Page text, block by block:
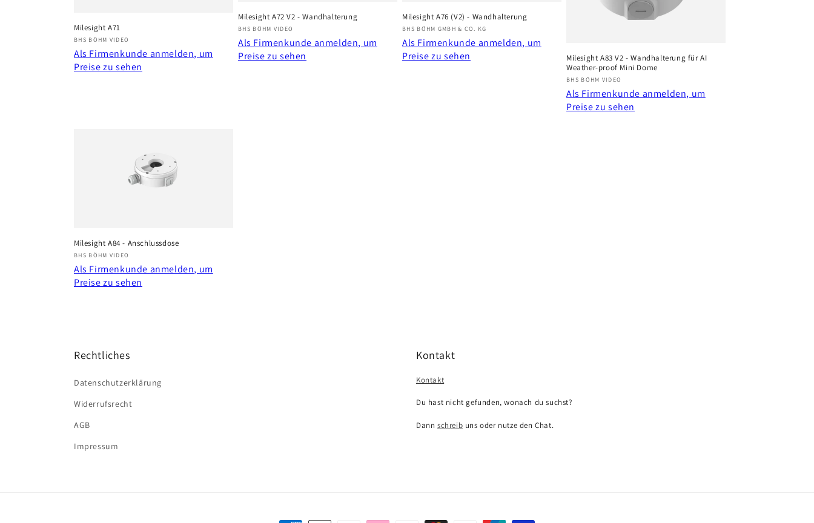
Milesight A71
Anbieter:
BHS BÖHM VIDEO
Als Firmenkunde anmelden, um
Preise zu sehen
Milesight A72 V2 - Wandhalterung
Anbieter:
BHS BÖHM VIDEO
Als Firmenkunde anmelden, um
Preise zu sehen
Milesight A76 (V2) - Wandhalterung
Anbieter:
BHS BÖHM GMBH & CO. KG
Als Firmenkunde anmelden, um
Preise zu sehen
Milesight A83 V2 - Wandhalterung für AI
Weather-proof Mini Dome
Anbieter:
BHS BÖHM VIDEO
Als Firmenkunde anmelden, um
Preise zu sehen
Milesight A84 - Anschlussdose
Anbieter:
BHS BÖHM VIDEO
Als Firmenkunde anmelden, um
Preise zu sehen
Rechtliches
Datenschutzerklärung
Widerrufsrecht
AGB
Impressum
Kontakt
Kontakt
Du hast nicht gefunden, wonach du suchst?
Dann schreib uns oder nutze den Chat.